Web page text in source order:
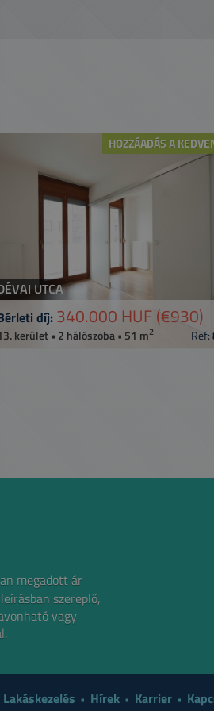
HOZZÁADÁS A
UTCA
díj: 340.000 HUF(€930)
kerület • 2 hálószoba • 51 m2 Ref:
megadott ár
szereplő,
vagy
Lakáskezelés Hírek Karrier